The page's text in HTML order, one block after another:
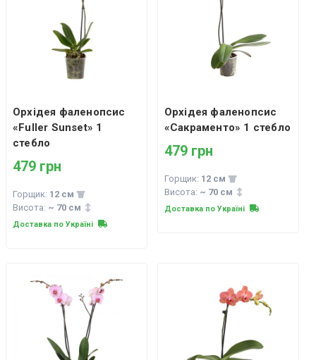
Орхідея фаленопсис
«Fuller Sunset» 1
стебло
479 грн
Горщик: 12 см
Висота: ~ 70 см
Доставка по Україні
Орхідея фаленопсис
«Сакраменто» 1 стебло
479 грн
Горщик: 12 см
Висота: ~ 70 см
Доставка по Україні